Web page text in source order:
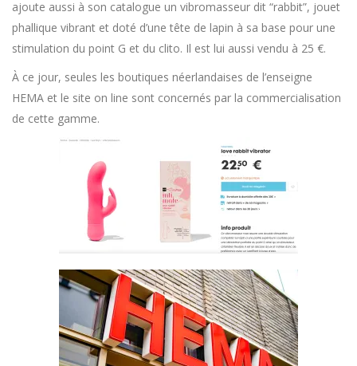
ajoute aussi à son catalogue un vibromasseur dit “rabbit”, jouet
phallique vibrant et doté d’une tête de lapin à sa base pour une
stimulation du point G et du clito. Il est lui aussi vendu à 25 €.
À ce jour, seules les boutiques néerlandaises de l’enseigne
HEMA et le site on line sont concernés par la commercialisation
de cette gamme.